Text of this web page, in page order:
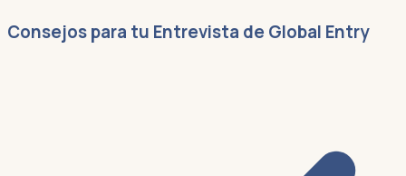
Consejos para tu Entrevista de Global Entry